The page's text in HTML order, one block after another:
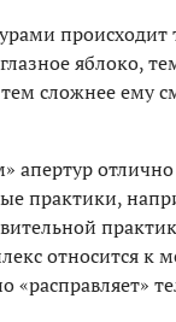
происходит
яблоко,
тем сложнее ему
апертур
практики,
относится к
«расправляет»